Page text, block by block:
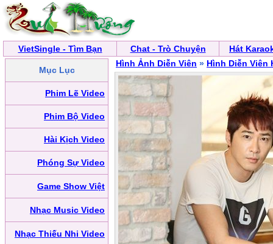
VietSingle - Tìm Bạn Chat - Trò Chuyện Hát
Mục Lục
Phim Lẽ Video
Phim Bộ Video
Hài Kịch Video
Phóng Sự Video
Game Show Việt
Nhạc Music Video
Nhạc Thiếu Nhi Video
Hình Ảnh Diễn Viên » Hình Diễn Viên